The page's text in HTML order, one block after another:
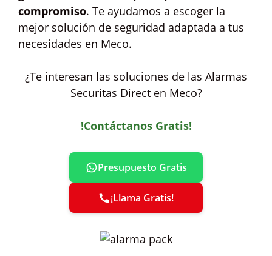
compromiso. Te ayudamos a escoger la
mejor solución de seguridad adaptada a tus
necesidades en Meco.
¿Te interesan las soluciones de las Alarmas
Securitas Direct en Meco?
!Contáctanos Gratis!
Presupuesto Gratis
¡Llama Gratis!